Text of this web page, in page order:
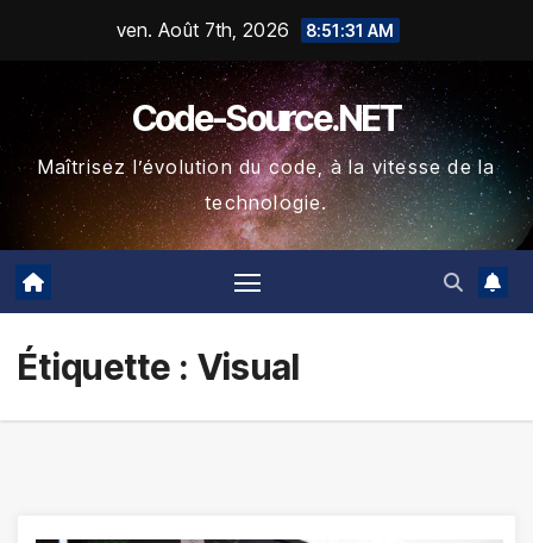
ven. Août 7th, 2026 8:51:32 AM
Code-Source.NET
Maîtrisez l’évolution du code, à la vitesse de la
technologie.
Étiquette : Visual